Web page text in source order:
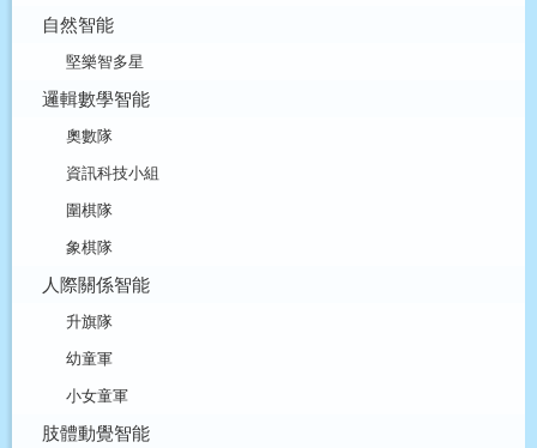
自然智能
堅樂智多星
邏輯數學智能
奧數隊
資訊科技小組
圍棋隊
象棋隊
人際關係智能
升旗隊
幼童軍
小女童軍
肢體動覺智能